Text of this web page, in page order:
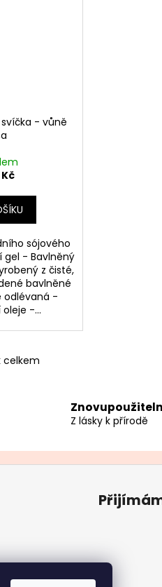
- vůně
sójového
gel - Bavlněný
z čisté,
bavlněné
odlévaná -
oleje -...
celkem
Z lásky k přírodě